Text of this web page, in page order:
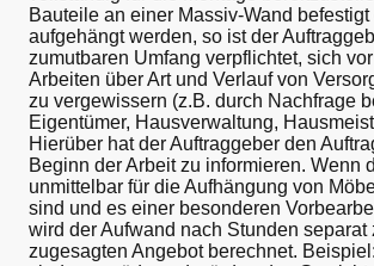
Bauteile an einer Massiv-Wand befestigt
aufgehängt werden, so ist der
zumutbaren Umfang verpflichtet, sich
Arbeiten über Art und Verlauf von
zu vergewissern (z.B. durch Nachfrage
Eigentümer, Hausverwaltung,
Hierüber hat der Auftraggeber den
Beginn der Arbeit zu informieren. Wenn
unmittelbar für die Aufhängung von
sind und es einer besonderen
wird der Aufwand nach Stunden separat
zugesagten Angebot berechnet.